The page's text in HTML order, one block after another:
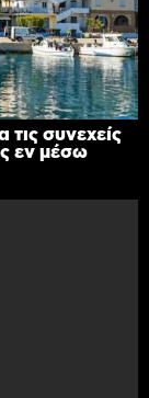
συνεχείς
εν μέσω